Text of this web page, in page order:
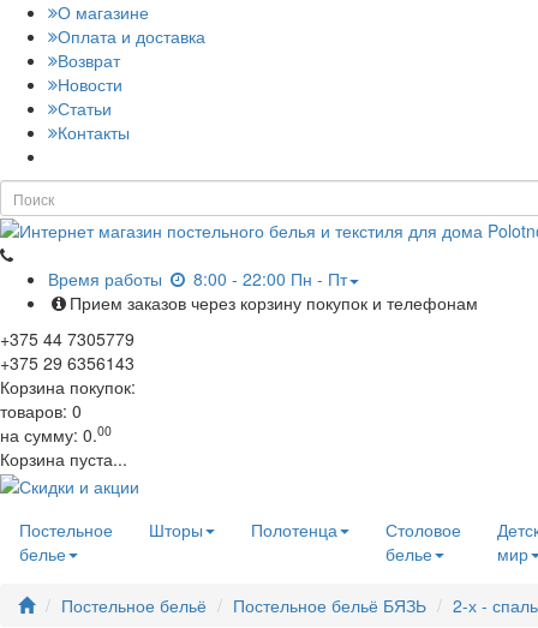
О магазине
Оплата и доставка
Возврат
Новости
Статьи
Контакты
Время работы
8:00 - 22:00 Пн - Пт
Прием заказов через корзину покупок и телефонам
+375 44 7305779
+375 29 6356143
Корзина покупок:
товаров: 0
на сумму: 0.00
Корзина пуста...
Постельное
белье
Шторы Полотенца
Столовое
белье
мир
Постельное бельё Постельное бельё БЯЗЬ 2-х -